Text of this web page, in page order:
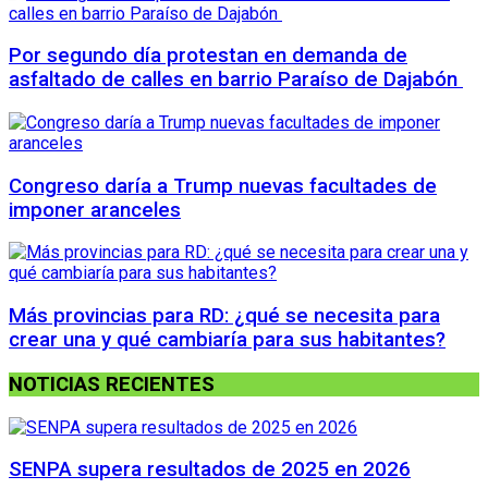
Por segundo día protestan en demanda de
asfaltado de calles en barrio Paraíso de Dajabón
Congreso daría a Trump nuevas facultades de
imponer aranceles
Más provincias para RD: ¿qué se necesita para
crear una y qué cambiaría para sus habitantes?
NOTICIAS RECIENTES
SENPA supera resultados de 2025 en 2026